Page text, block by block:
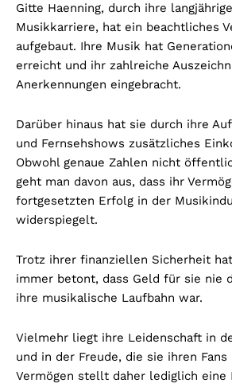
Gitte Haenning, durch ihre
Musikkarriere, hat ein beachtliches
aufgebaut. Ihre Musik hat
erreicht und ihr zahlreiche
Anerkennungen eingebracht.
Darüber hinaus hat sie durch ihre
und Fernsehshows zusätzliches
Obwohl genaue Zahlen nicht
geht man davon aus, dass ihr
fortgesetzten Erfolg in der
widerspiegelt.
Trotz ihrer finanziellen Sicherheit
immer betont, dass Geld für sie nie
ihre musikalische Laufbahn war.
Vielmehr liegt ihre Leidenschaft in
und in der Freude, die sie ihren Fans
Vermögen stellt daher lediglich eine